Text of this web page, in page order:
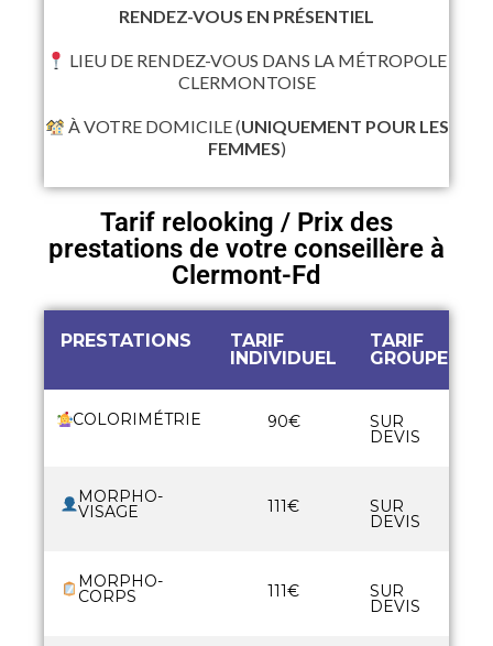
RENDEZ-VOUS EN PRÉSENTIEL
LIEU DE RENDEZ-VOUS DANS LA MÉTROPOLE
CLERMONTOISE
À VOTRE DOMICILE (UNIQUEMENT POUR LES
FEMMES)
Tarif relooking / Prix des
prestations de votre conseillère à
Clermont-Fd
PRESTATIONS
TARIF
INDIVIDUEL
TARIF
GROUPE
COLORIMÉTRIE 90€ SUR
DEVIS
MORPHO-
VISAGE 111€ SUR
DEVIS
MORPHO-
CORPS 111€ SUR
DEVIS